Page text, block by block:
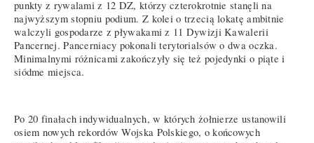
punkty z rywalami z 12 DZ, którzy czterokrotnie stanęli na
najwyższym stopniu podium. Z kolei o trzecią lokatę ambitnie
walczyli gospodarze z pływakami z 11 Dywizji Kawalerii
Pancernej. Pancerniacy pokonali terytorialsów o dwa oczka.
Minimalnymi różnicami zakończyły się też pojedynki o piąte i
siódme miejsca.
Po 20 finałach indywidualnych, w których żołnierze ustanowili
osiem nowych rekordów Wojska Polskiego, o końcowych